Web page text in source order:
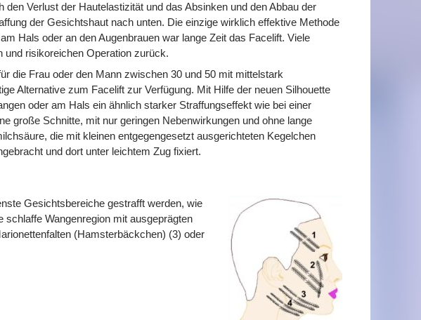
Verlust der Hautelastizität und das Absinken und den Abbau der
der Gesichtshaut nach unten. Die einzige wirklich effektive Methode
Hals oder an den Augenbrauen war lange Zeit das Facelift. Viele
und risikoreichen Operation zurück.
die Frau oder den Mann zwischen 30 und 50 mit mittelstark
Alternative zum Facelift zur Verfügung. Mit Hilfe der neuen Silhouette
oder am Hals ein ähnlich starker Straffungseffekt wie bei einer
große Schnitte, mit nur geringen Nebenwirkungen und ohne lange
die mit kleinen entgegengesetzt ausgerichteten Kegelchen
und dort unter leichtem Zug fixiert.
Gesichtsbereiche gestrafft werden, wie
Wangenregion mit ausgeprägten
(Hamsterbäckchen) (3) oder